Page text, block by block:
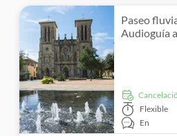
Paseo
Audioguía
Flexible
En